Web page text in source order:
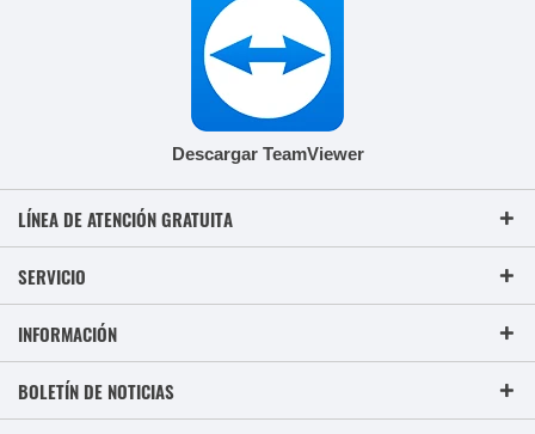
Descargar TeamViewer
LÍNEA DE ATENCIÓN GRATUITA
SERVICIO
INFORMACIÓN
BOLETÍN DE NOTICIAS